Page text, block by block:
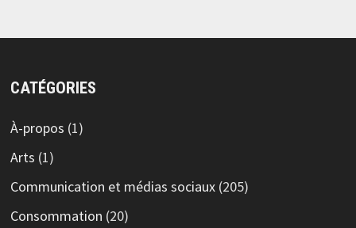
CATÉGORIES
À-propos (1)
Arts (1)
Communication et médias sociaux(205)
Consommation (20)